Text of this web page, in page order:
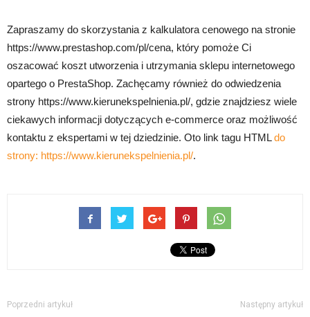
Zapraszamy do skorzystania z kalkulatora cenowego na stronie
https://www.prestashop.com/pl/cena, który pomoże Ci
oszacować koszt utworzenia i utrzymania sklepu internetowego
opartego o PrestaShop. Zachęcamy również do odwiedzenia
strony https://www.kierunekspelnienia.pl/, gdzie znajdziesz wiele
ciekawych informacji dotyczących e-commerce oraz możliwość
kontaktu z ekspertami w tej dziedzinie. Oto link tagu HTMLdo
strony: https://www.kierunekspelnienia.pl/.
Poprzedni artykuł Następny artykuł